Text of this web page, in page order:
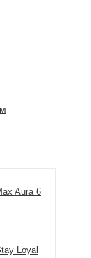
Aura 6
Loyal